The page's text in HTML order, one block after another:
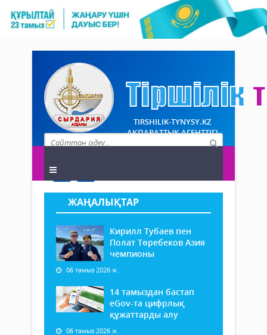
TIRSHILIK-TYNYSY.KZ
АҚПАРАТТЫҚ АГЕНТТІГІ
ЖАҢАЛЫҚТАР
Кирилл Тубаев пен
Полат Төребеков Азия
чемпионы
06 тамыз 2026 ж.
14 тамыздан бастап
еGov-та цифрлық
құжаттарды алу
06 тамыз 2026 ж.